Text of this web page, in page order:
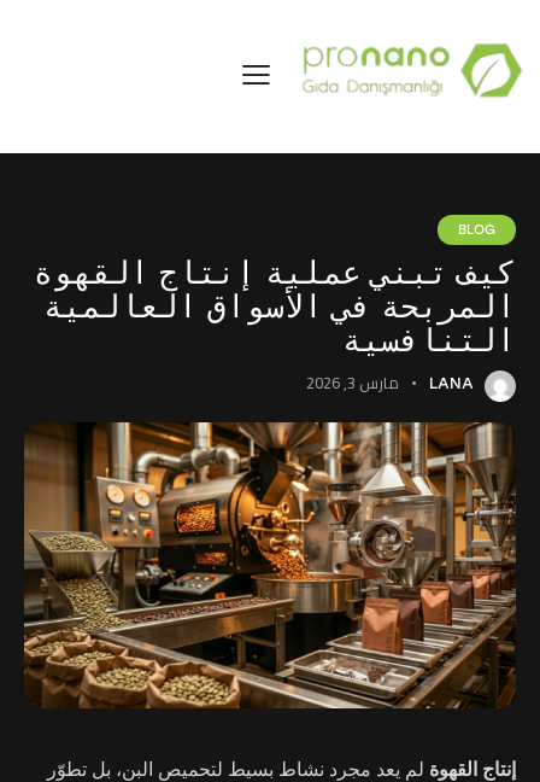
BLOG
كيف تبني عملية إنتاج القهوة
المربحة في الأسواق العالمية
التنافسية
LANA مارس 3, 2026
إنتاج القهوة لم يعد مجرد نشاط بسيط لتحميص البن، بل تطوّر